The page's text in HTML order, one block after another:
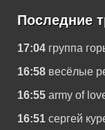
Последние
17:04 группа
16:58 весёлые
16:55 army of
16:51 сергей